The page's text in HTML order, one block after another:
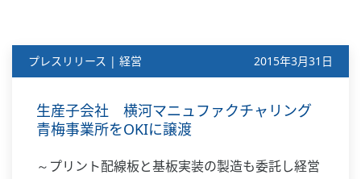
プレスリリース | 経営 2015年3月31日
生産子会社 横河マニュファクチャリング
青梅事業所をOKIに譲渡
～プリント配線板と基板実装の製造も委託し経営